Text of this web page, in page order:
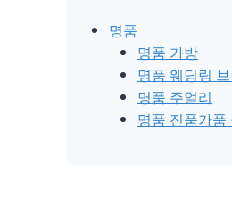
명품
명품 가방
명품 웨딩링
명품 주얼리
명품 진품가품